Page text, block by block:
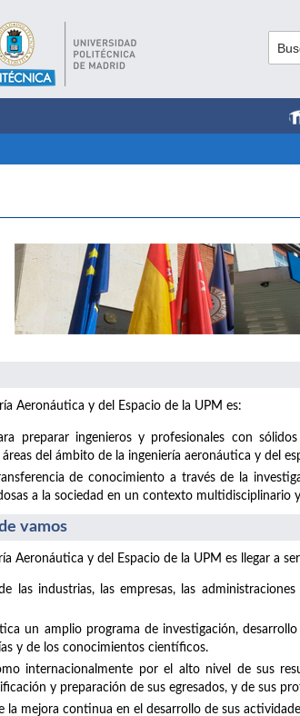
Aeronáutica y del Espacio de la UPM es:
preparar ingenieros y profesionales con
del ámbito de la ingeniería aeronáutica y del
de conocimiento a través de la
a la sociedad en un contexto multidisciplinario
vamos
Aeronáutica y del Espacio de la UPM es llegar a
las industrias, las empresas, las
un amplio programa de investigación,
y de los conocimientos científicos.
internacionalmente por el alto nivel de sus
y preparación de sus egresados, y de sus
mejora continua en el desarrollo de sus